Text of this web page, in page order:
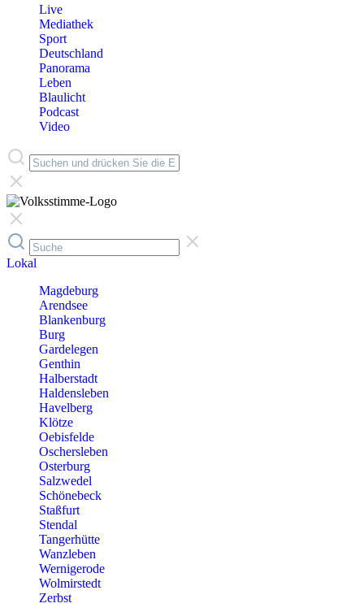
Live
Mediathek
Sport
Deutschland
Panorama
Leben
Blaulicht
Podcast
Video
Lokal
Magdeburg
Arendsee
Blankenburg
Burg
Gardelegen
Genthin
Halberstadt
Haldensleben
Havelberg
Klötze
Oebisfelde
Oschersleben
Osterburg
Salzwedel
Schönebeck
Staßfurt
Stendal
Tangerhütte
Wanzleben
Wernigerode
Wolmirstedt
Zerbst